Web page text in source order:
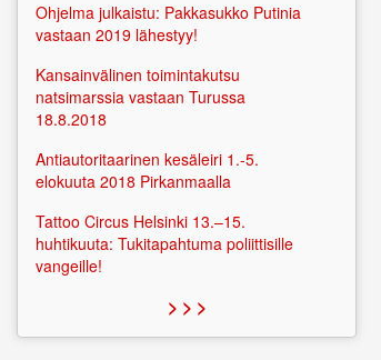
Ohjelma julkaistu: Pakkasukko Putinia
vastaan 2019 lähestyy!
Kansainvälinen toimintakutsu
natsimarssia vastaan Turussa
18.8.2018
Antiautoritaarinen kesäleiri 1.-5.
elokuuta 2018 Pirkanmaalla
Tattoo Circus Helsinki 13.–15.
huhtikuuta: Tukitapahtuma poliittisille
vangeille!
> > >